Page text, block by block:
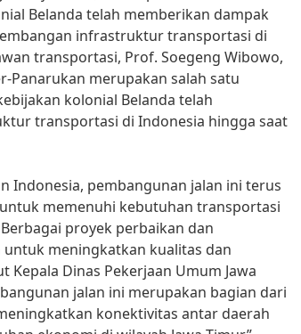
Belanda telah memberikan dampak
infrastruktur transportasi di
transportasi, Prof. Soegeng Wibowo,
Panarukan merupakan salah satu
kolonial Belanda telah
transportasi di Indonesia hingga saat
Indonesia, pembangunan jalan ini terus
memenuhi kebutuhan transportasi
proyek perbaikan dan
meningkatkan kualitas dan
Kepala Dinas Pekerjaan Umum Jawa
jalan ini merupakan bagian dari
konektivitas antar daerah